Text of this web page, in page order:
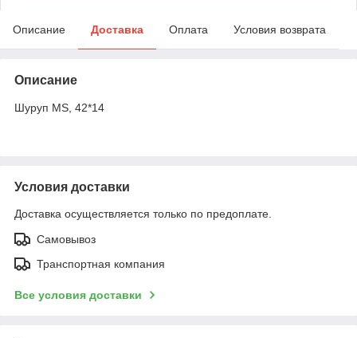
Описание Доставка Оплата Условия возврата
Описание
Шуруп MS, 42*14
Условия доставки
Доставка осуществляется только по предоплате.
Самовывоз
Транспортная компания
Все условия доставки